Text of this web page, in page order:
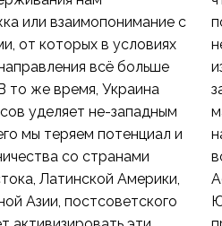
или взаимопонимание с
от которых в условиях
всё больше
то же время, Украина
уделяет не-западным
мы теряем потенциал и
со странами
Латинской Америки,
Азии, постсоветского